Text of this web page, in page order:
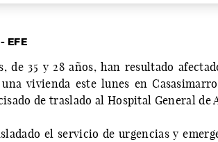
EFE
de 35 y 28 años, han resultado
vivienda este lunes en
de traslado al Hospital General de
el servicio de urgencias y